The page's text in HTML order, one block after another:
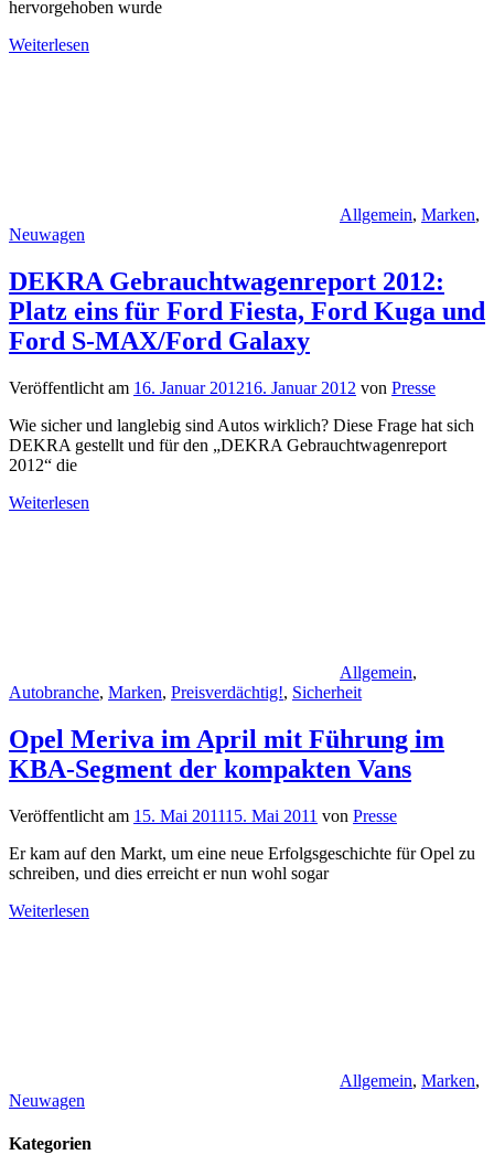
hervorgehoben wurde
Weiterlesen
Allgemein, Marken,
Neuwagen
DEKRA Gebrauchtwagenreport 2012:
Platz eins für Ford Fiesta, Ford Kuga und
Ford S-MAX/Ford Galaxy
Veröffentlicht am 16. Januar 201216. Januar 2012 von Presse
Wie sicher und langlebig sind Autos wirklich? Diese Frage hat sich
DEKRA gestellt und für den „DEKRA Gebrauchtwagenreport
2012“ die
Weiterlesen
Allgemein,
Autobranche, Marken, Preisverdächtig!, Sicherheit
Opel Meriva im April mit Führung im
KBA-Segment der kompakten Vans
Veröffentlicht am 15. Mai 201115. Mai 2011 von Presse
Er kam auf den Markt, um eine neue Erfolgsgeschichte für Opel zu
schreiben, und dies erreicht er nun wohl sogar
Weiterlesen
Allgemein, Marken,
Neuwagen
Kategorien